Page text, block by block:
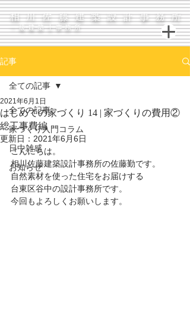
相川佐藤建築設計事務所
一級建築士事務所
記事
全ての記事
家づくり入門コラム
日中雑感
お知らせ
全ての記事
はじめての家づくり 14 | 家づくりの費用②
総工事費編
2021年6月1日
更新日： 2021年6月6日
こんにちは。
相川佐藤建築設計事務所の佐藤勤です。
自然素材を使った住宅をお届けする
台東区谷中の設計事務所です。
今回もよろしくお願いします。